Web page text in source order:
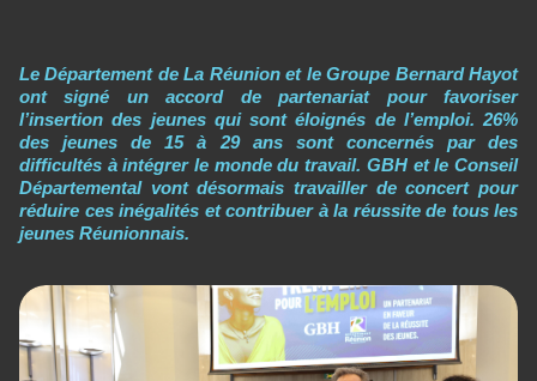
Le Département de La Réunion et le Groupe Bernard Hayot
ont signé un accord de partenariat pour favoriser
l’insertion des jeunes qui sont éloignés de l’emploi. 26%
des jeunes de 15 à 29 ans sont concernés par des
difficultés à intégrer le monde du travail. GBH et le Conseil
Départemental vont désormais travailler de concert pour
réduire ces inégalités et contribuer à la réussite de tous les
jeunes Réunionnais.